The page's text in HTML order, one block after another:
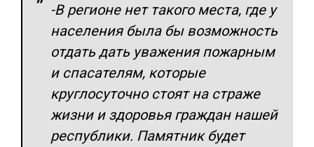
-В регионе нет такого места, где у
населения была бы возможность
отдать дать уважения пожарным
и спасателям, которые
круглосуточно стоят на страже
жизни и здоровья граждан нашей
республики. Памятник будет